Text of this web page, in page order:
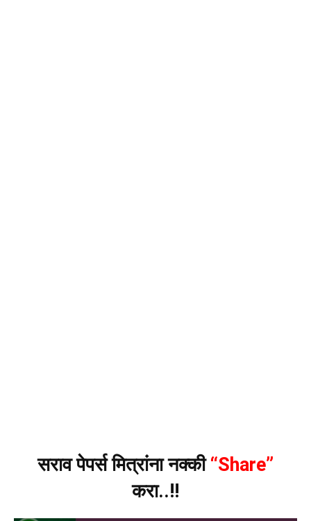
सराव पेपर्स मित्रांना नक्की“Share”
करा..!!